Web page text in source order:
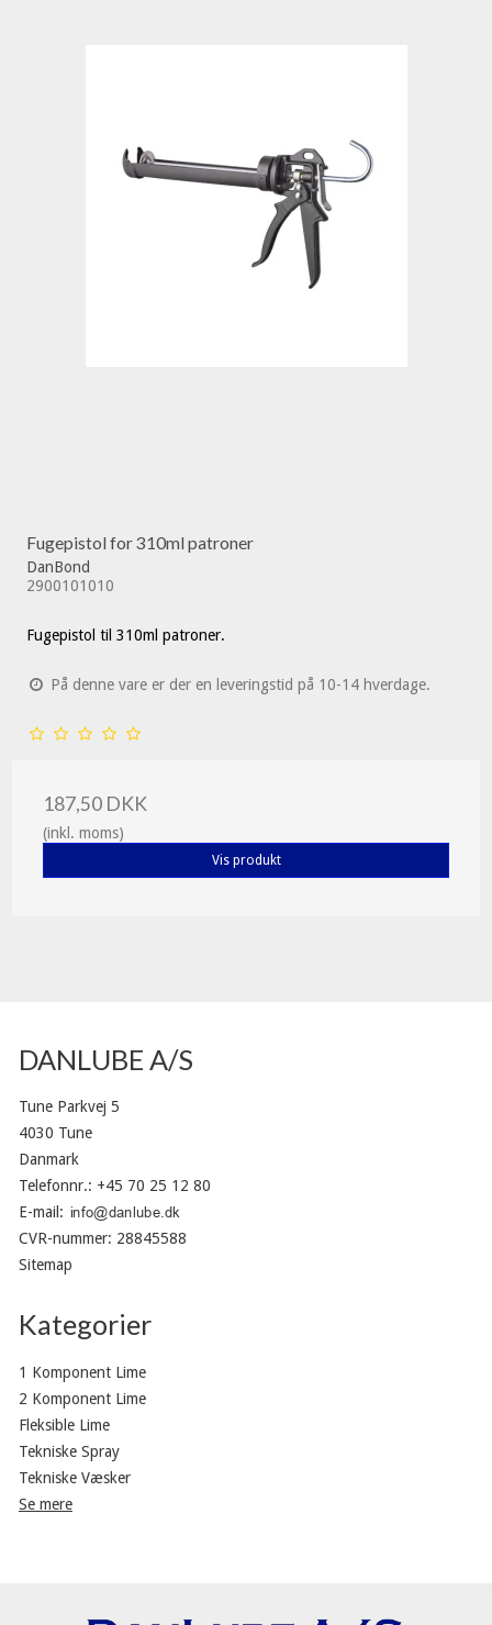
Fugepistol for 310ml patroner
DanBond
2900101010
Fugepistol til 310ml patroner.
På denne vare er der en leveringstid på 10-14 hverdage.
187,50 DKK
(inkl. moms)
Vis produkt
DANLUBE A/S
Tune Parkvej 5
4030 Tune
Danmark
Telefonnr.: +45 70 25 12 80
E-mail :
CVR-nummer: 28845588
Sitemap
Kategorier
1 Komponent Lime
2 Komponent Lime
Fleksible Lime
Tekniske Spray
Tekniske Væsker
Se mere